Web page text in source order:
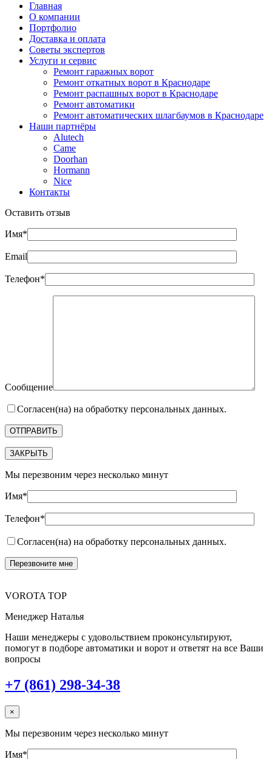
Главная
О компании
Портфолио
Доставка и оплата
Советы экспертов
Услуги и сервис
Ремонт гаражных ворот
Ремонт откатных ворот в Краснодаре
Ремонт распашных ворот в Краснодаре
Ремонт автоматики
Ремонт автоматических шлагбаумов в Краснодаре
Наши партнёры
Alutech
Came
Doorhan
Hormann
Nice
Контакты
Оставить отзыв
Имя*
Email
Телефон*
Сообщение
Согласен(на) на обработку персональных данных.
ЗАКРЫТЬ
Мы перезвоним через несколько минут
Имя*
Телефон*
Согласен(на) на обработку персональных данных.
VOROTA TOP
Менеджер Наталья
Наши менеджеры с удовольствием проконсультируют,
помогут в подборе автоматики и ворот и ответят на все Ваши
вопросы
+7 (861) 298-34-38
×
Мы перезвоним через несколько минут
Имя*